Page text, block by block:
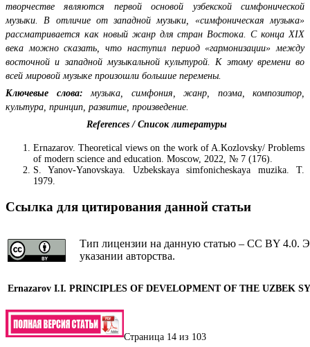
творчестве являются первой основой узбекской симфонической
музыки. В отличие от западной музыки, «симфоническая музыка»
рассматривается как новый жанр для стран Востока. С конца XIX
века можно сказать, что наступил период «гармонизации» между
восточной и западной музыкальной культурой. К этому времени во
всей мировой музыке произошли большие перемены.
Ключевые слова: музыка, симфония, жанр, поэма, композитор,
культура, принцип, развитие, произведение.
References / Список литературы
Ernazarov. Theoretical views on the work of A.Kozlovsky/ Problems
of modern science and education. Moscow, 2022, № 7 (176).
S. Yanov-Yanovskaya. Uzbekskaya simfonicheskaya muzika. Т.
1979.
Ссылка для цитирования данной статьи
Тип лицензии на данную статью – CC BY 4.0.
указании авторства.
Ernazarov I.I. PRINCIPLES OF DEVELOPMENT OF THE UZBEK
Страница 14 из 103